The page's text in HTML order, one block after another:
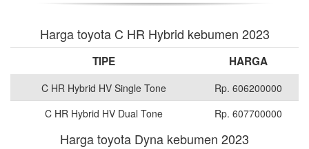
Harga toyota C HR Hybrid kebumen 2023
TIPE HARGA
C HR Hybrid HV Single Tone
Rp. 606200000
C HR Hybrid HV Dual Tone
Rp. 607700000
Harga toyota Dyna kebumen 2023